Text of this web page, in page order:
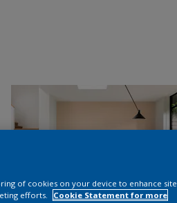
of cookies on your device to enhance site
efforts.
Cookie Statement for more